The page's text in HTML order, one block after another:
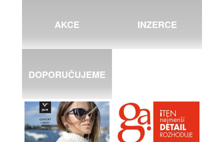
AKCE INZERCE
DOPORUČUJEME